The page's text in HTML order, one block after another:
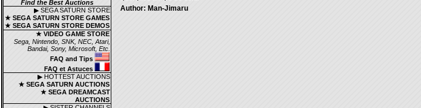
Find the Best Auctions
▶ SEGA SATURN STORE
★ SEGA SATURN STORE GAMES
★ SEGA SATURN STORE DEMOS
★ VIDEO GAME STORE
Sega, Nintendo, SNK, NEC, Atari,
Bandai, Sony, Microsoft, Etc.
FAQ and Tips
FAQ et Astuces
▶ HOTTEST AUCTIONS
★ SEGA SATURN AUCTIONS
★ SEGA DREAMCAST
AUCTIONS
Author: Man-Jimaru